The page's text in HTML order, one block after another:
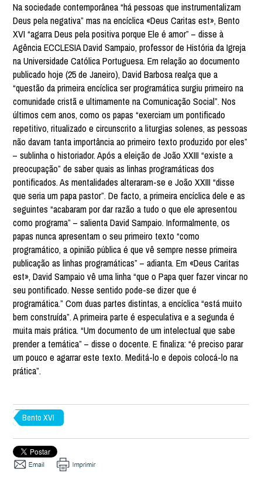
Na sociedade contemporânea “há pessoas que instrumentalizam
Deus pela negativa” mas na encíclica «Deus Caritas est», Bento
XVI “agarra Deus pela positiva porque Ele é amor” – disse à
Agência ECCLESIA David Sampaio, professor de História da Igreja
na Universidade Católica Portuguesa. Em relação ao documento
publicado hoje (25 de Janeiro), David Barbosa realça que a
“questão da primeira encíclica ser programática surgiu primeiro na
comunidade cristã e ultimamente na Comunicação Social”. Nos
últimos cem anos, como os papas “exerciam um pontificado
repetitivo, ritualizado e circunscrito a liturgias solenes, as pessoas
não davam tanta importância ao primeiro texto produzido por eles”
– sublinha o historiador. Após a eleição de João XXIII “existe a
preocupação” de saber quais as linhas programáticas dos
pontificados. As mentalidades alteraram-se e João XXIII “disse
que seria um papa pastor”. De facto, a primeira encíclica dele e as
seguintes “acabaram por dar razão a tudo o que ele apresentou
como programa” – salienta David Sampaio. Informalmente, os
papas nunca apresentam o seu primeiro texto “como
programático, a opinião pública é que vê sempre nesse primeira
publicação as linhas programáticas” – adianta. Em «Deus Caritas
est», David Sampaio vê uma linha “que o Papa quer fazer vincar no
seu pontificado. Nesse sentido pode-se dizer que é
programática.” Com duas partes distintas, a encíclica “está muito
bem construída”. A primeira parte é especulativa e a segunda é
muita mais prática. “Um documento de um intelectual que sabe
prender a temática” – disse o docente. E finaliza: “é preciso parar
um pouco e agarrar este texto. Meditá-lo e depois colocá-lo na
prática”.
Bento XVI